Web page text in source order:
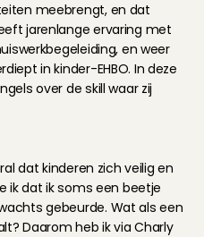
meebrengt, en dat
jarenlange ervaring met
en weer
in kinder-EHBO. In deze
over de skill waar zij
dat kinderen zich veilig en
ik dat ik soms een beetje
gebeurde. Wat als een
Daarom heb ik via Charly